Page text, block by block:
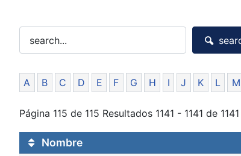
A B C D E F G H I J K L M
Página 115 de 115 Resultados 1141 - 1141 de 1141
Nombre